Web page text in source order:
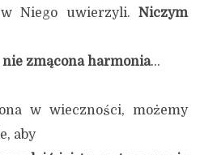
Niego uwierzyli.Niczym
zmącona harmonia…
w wieczności, możemy
aby